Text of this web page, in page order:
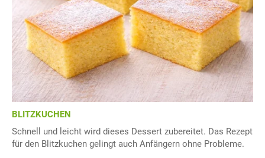
BLITZKUCHEN
Schnell und leicht wird dieses Dessert zubereitet. Das Rezept
für den Blitzkuchen gelingt auch Anfängern ohne Probleme.